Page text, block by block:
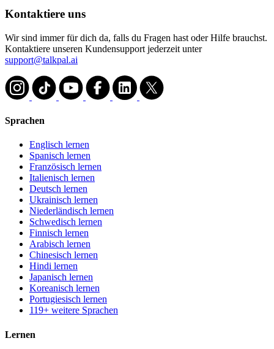
Kontaktiere uns
Wir sind immer für dich da, falls du Fragen hast oder Hilfe brauchst.
Kontaktiere unseren Kundensupport jederzeit unter
support@talkpal.ai
Sprachen
Englisch lernen
Spanisch lernen
Französisch lernen
Italienisch lernen
Deutsch lernen
Ukrainisch lernen
Niederländisch lernen
Schwedisch lernen
Finnisch lernen
Arabisch lernen
Chinesisch lernen
Hindi lernen
Japanisch lernen
Koreanisch lernen
Portugiesisch lernen
119+ weitere Sprachen
Lernen